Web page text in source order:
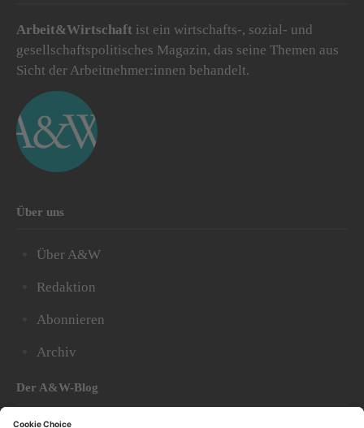
Arbeit&Wirtschaft ist ein wirtschafts-, sozial- und
gesellschaftspolitisches Magazin, das seine Themen aus
Sicht der Arbeitnehmer:innen behandelt.
Über uns
Über A&W
Redaktion
Abonnieren
Archiv
Der A&W-Blog